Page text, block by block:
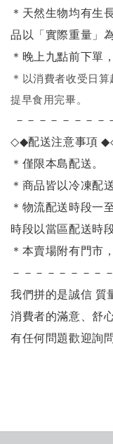
＊天然生物均有生
品以「實際重量」
＊晚上九點前下單
＊ 以消費者收受日
提早食用完畢。
－－－－－－－－
◇◆配送注意事項
＊僅限本島配送。
＊商品皆以冷凍配送
＊物流配送時段一
時段以當區配送時
＊本賣場附有門市
－－－－－－－－
我們拼的是誠信 質
消費者的滿意、舒
有任何問題歡迎詢